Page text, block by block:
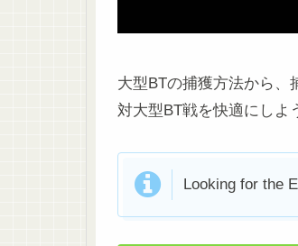
大型BTの捕獲方法から、
対大型BT戦を快適にしよ
Looking for the